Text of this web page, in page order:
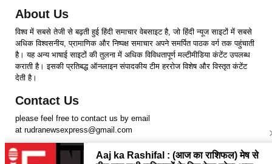
About Us
विश्व में सबसे तेजी से बढ़ती हुई हिंदी समाचार वेबसाइट है, जो हिंदी न्यूज साइटों में सबसे
अधिक विश्वसनीय, प्रामाणिक और निष्पक्ष समाचार अपने समर्पित पाठक वर्ग तक पहुंचाती
है। यह अन्य भाषाई साइटों की तुलना में अधिक विविधतापूर्ण मल्टीमीडिया कंटेंट उपलब्ध
कराती है। इसकी प्रतिबद्ध ऑनलाइन संपादकीय टीम हररोज विशेष और विस्तृत कंटेंट
देती है।
Contact Us
please feel free to contact us by email
at rudranewsexpress@gmail.com
Follow Us